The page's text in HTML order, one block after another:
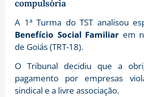
compulsória
A 1ª Turma do TST analisou
Benefício Social Familiar em
de Goiás (TRT-18).
O Tribunal decidiu que a
pagamento por empresas
sindical e a livre associação.